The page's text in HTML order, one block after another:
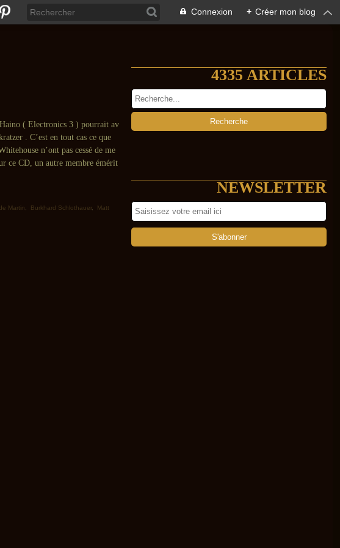
Connexion + Créer mon blog
( Electronics 3 ) pourrait av
. C’est en tout cas ce que
n’ont pas cessé de me
ce CD, un autre membre émérit
Martin Burkhard Schlothauer, Matt
4335 ARTICLES
NEWSLETTER